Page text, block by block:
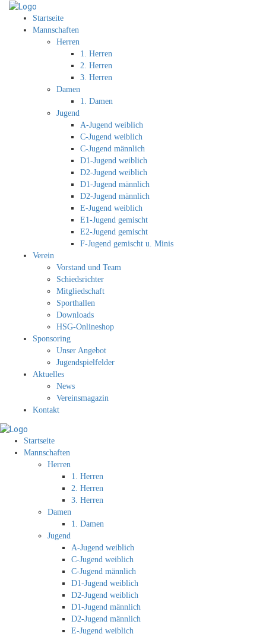
Startseite
Mannschaften
Herren
1. Herren
2. Herren
3. Herren
Damen
1. Damen
Jugend
A-Jugend weiblich
C-Jugend weiblich
C-Jugend männlich
D1-Jugend weiblich
D2-Jugend weiblich
D1-Jugend männlich
D2-Jugend männlich
E-Jugend weiblich
E1-Jugend gemischt
E2-Jugend gemischt
F-Jugend gemischt u. Minis
Verein
Vorstand und Team
Schiedsrichter
Mitgliedschaft
Sporthallen
Downloads
HSG-Onlineshop
Sponsoring
Unser Angebot
Jugendspielfelder
Aktuelles
News
Vereinsmagazin
Kontakt
Startseite
Mannschaften
Herren
1. Herren
2. Herren
3. Herren
Damen
1. Damen
Jugend
A-Jugend weiblich
C-Jugend weiblich
C-Jugend männlich
D1-Jugend weiblich
D2-Jugend weiblich
D1-Jugend männlich
D2-Jugend männlich
E-Jugend weiblich